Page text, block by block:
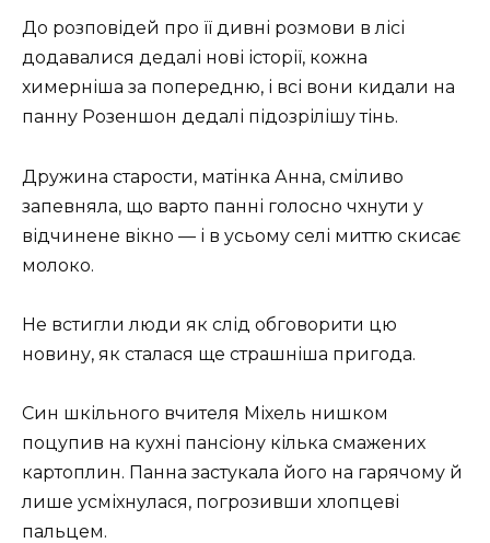
До розповідей про її дивні розмови в лісі
додавалися дедалі нові історії, кожна
химерніша за попередню, і всі вони кидали на
панну Розеншон дедалі підозрілішу тінь.
Дружина старости, матінка Анна, сміливо
запевняла, що варто панні голосно чхнути у
відчинене вікно — і в усьому селі миттю скисає
молоко.
Не встигли люди як слід обговорити цю
новину, як сталася ще страшніша пригода.
Син шкільного вчителя Міхель нишком
поцупив на кухні пансіону кілька смажених
картоплин. Панна застукала його на гарячому й
лише усміхнулася, погрозивши хлопцеві
пальцем.